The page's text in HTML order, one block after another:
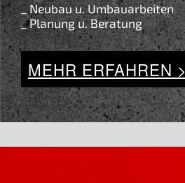
_ Neubau u. Umbauarbeiten
_ Planung u. Beratung
MEHR ERFAHREN >